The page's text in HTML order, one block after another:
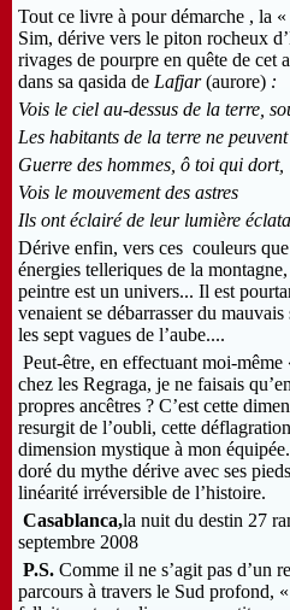
Tout ce livre à pour démarche , la
Sim, dérive vers le piton rocheux
rivages de pourpre en quête de
dans sa qasida de Lafjar(aurore) :
Vois le ciel au-dessus de la terre,
Les habitants de la terre ne
Guerre des hommes, ô toi qui dort,
Vois le mouvement des astres
Ils ont éclairé de leur lumière
Dérive enfin, vers ces couleurs que
énergies telleriques de la
peintre est un univers... Il est
venaient se débarrasser du
les sept vagues de l’aube....
Peut-être, en effectuant moi-
chez les Regraga, je ne faisais
propres ancêtres ? C’est cette
resurgit de l’oubli, cette
dimension mystique à mon
doré du mythe dérive avec ses
linéarité irréversible de l’histoire.
Casablanca,la nuit du destin 27
septembre 2008
P.S. Comme il ne s’agit pas d’un
parcours à travers le Sud profond,